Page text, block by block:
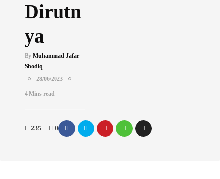
Dirutn
ya
By Muhammad Jafar
Shodiq
28/06/2023
4 Mins read
235 0